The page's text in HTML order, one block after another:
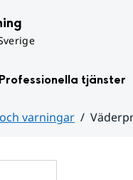
Professionella tjänster
varningar
för